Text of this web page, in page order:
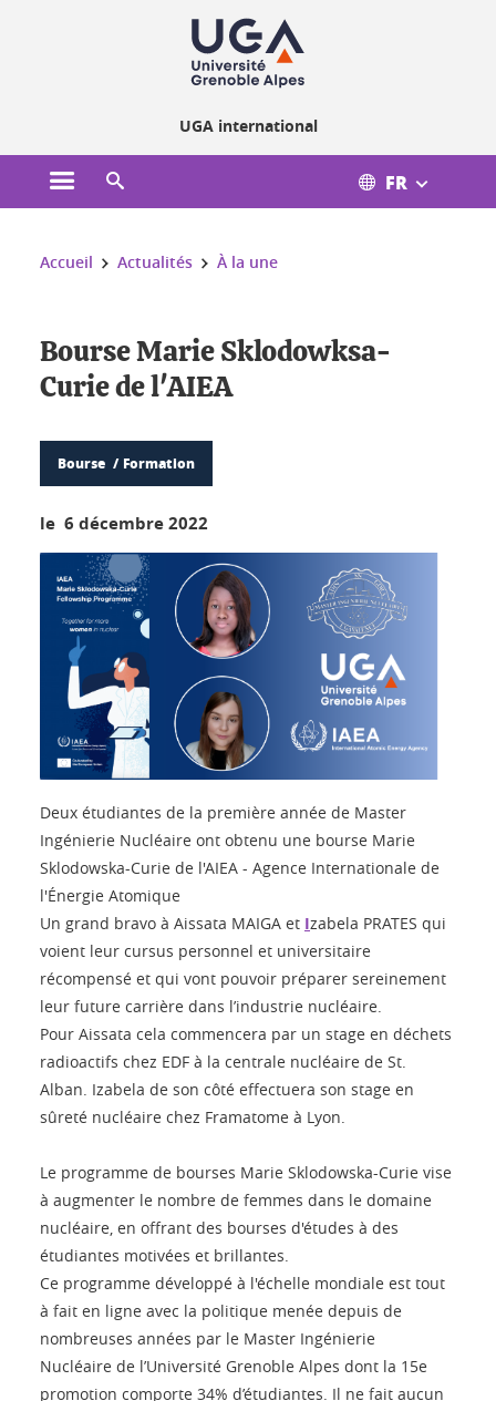
UGA international
Ouvrir le menu principal FR
Vous êtes ici :
Accueil Actualités À la une
Bourse Marie Sklodowksa-
Curie de l'AIEA
Bourse Formation
le 6 décembre 2022
Deux étudiantes de la première année de Master
Ingénierie Nucléaire ont obtenu une bourse Marie
Sklodowska-Curie de l'AIEA - Agence Internationale de
l'Énergie Atomique
Un grand bravo à Aissata MAIGA et Izabela PRATES qui
voient leur cursus personnel et universitaire
récompensé et qui vont pouvoir préparer sereinement
leur future carrière dans l’industrie nucléaire.
Pour Aissata cela commencera par un stage en déchets
radioactifs chez EDF à la centrale nucléaire de St.
Alban. Izabela de son côté effectuera son stage en
sûreté nucléaire chez Framatome à Lyon.
Le programme de bourses Marie Sklodowska-Curie vise
à augmenter le nombre de femmes dans le domaine
nucléaire, en offrant des bourses d'études à des
étudiantes motivées et brillantes.
Ce programme développé à l'échelle mondiale est tout
à fait en ligne avec la politique menée depuis de
nombreuses années par le Master Ingénierie
Nucléaire de l’Université Grenoble Alpes dont la 15e
promotion comporte 34% d’étudiantes. Il ne fait aucun